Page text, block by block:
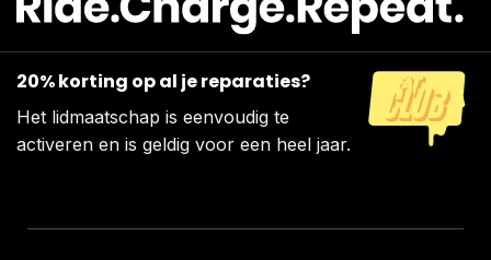
20% korting op al je reparaties?
Het lidmaatschap is eenvoudig te
activeren en is geldig voor een heel jaar.